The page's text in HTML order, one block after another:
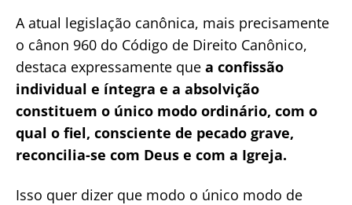
A atual legislação canônica, mais precisamente
o cânon 960 do Código de Direito Canônico,
destaca expressamente que a confissão
individual e íntegra e a absolvição
constituem o único modo ordinário, com o
qual o fiel, consciente de pecado grave,
reconcilia-se com Deus e com a Igreja.
Isso quer dizer que modo o único modo de